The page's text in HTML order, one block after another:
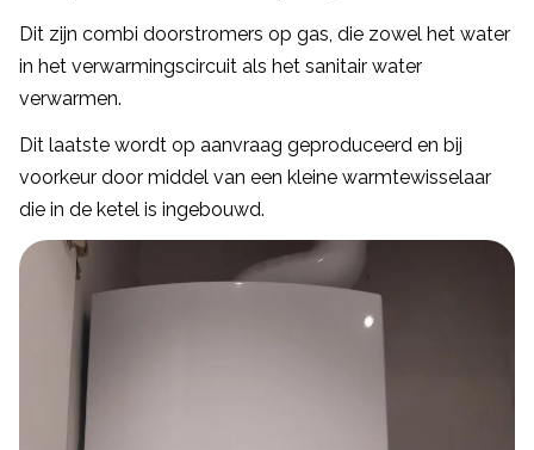
Dit zijn combi doorstromers op gas, die zowel het water
in het verwarmingscircuit als het sanitair water
verwarmen.
Dit laatste wordt op aanvraag geproduceerd en bij
voorkeur door middel van een kleine warmtewisselaar
die in de ketel is ingebouwd.